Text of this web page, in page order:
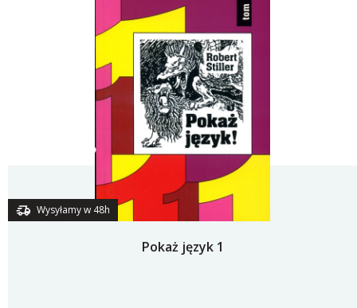
Wysyłamy w 48h
Pokaż język 1